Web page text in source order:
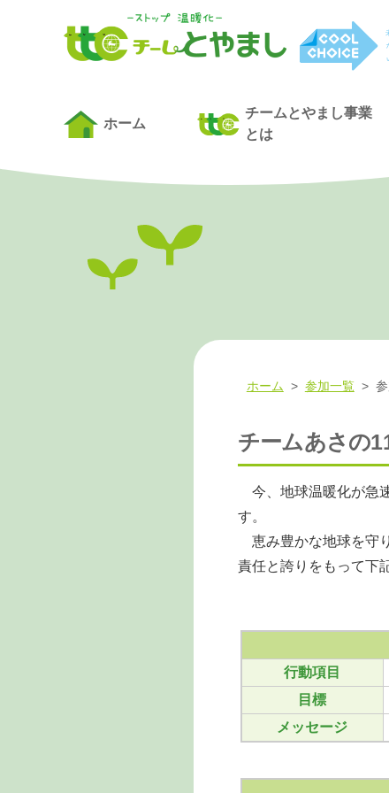
ホーム
チームとやまし事業
とは
ホーム > 参加一覧>
チームあさの
今、地球温暖化が急
す。
恵み豊かな地球を守
責任と誇りをもって下
行動項目
目標
メッセージ